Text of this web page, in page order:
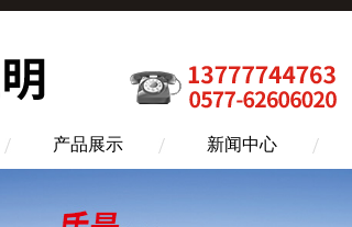
产品展示 新闻中心